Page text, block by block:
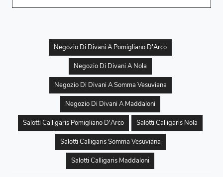
Negozio Di Divani A Pomigliano D'Arco
Negozio Di Divani A Nola
Negozio Di Divani A Somma Vesuviana
Negozio Di Divani A Maddaloni
Salotti Calligaris Pomigliano D'Arco Salotti Calligaris Nola
Salotti Calligaris Somma Vesuviana
Salotti Calligaris Maddaloni